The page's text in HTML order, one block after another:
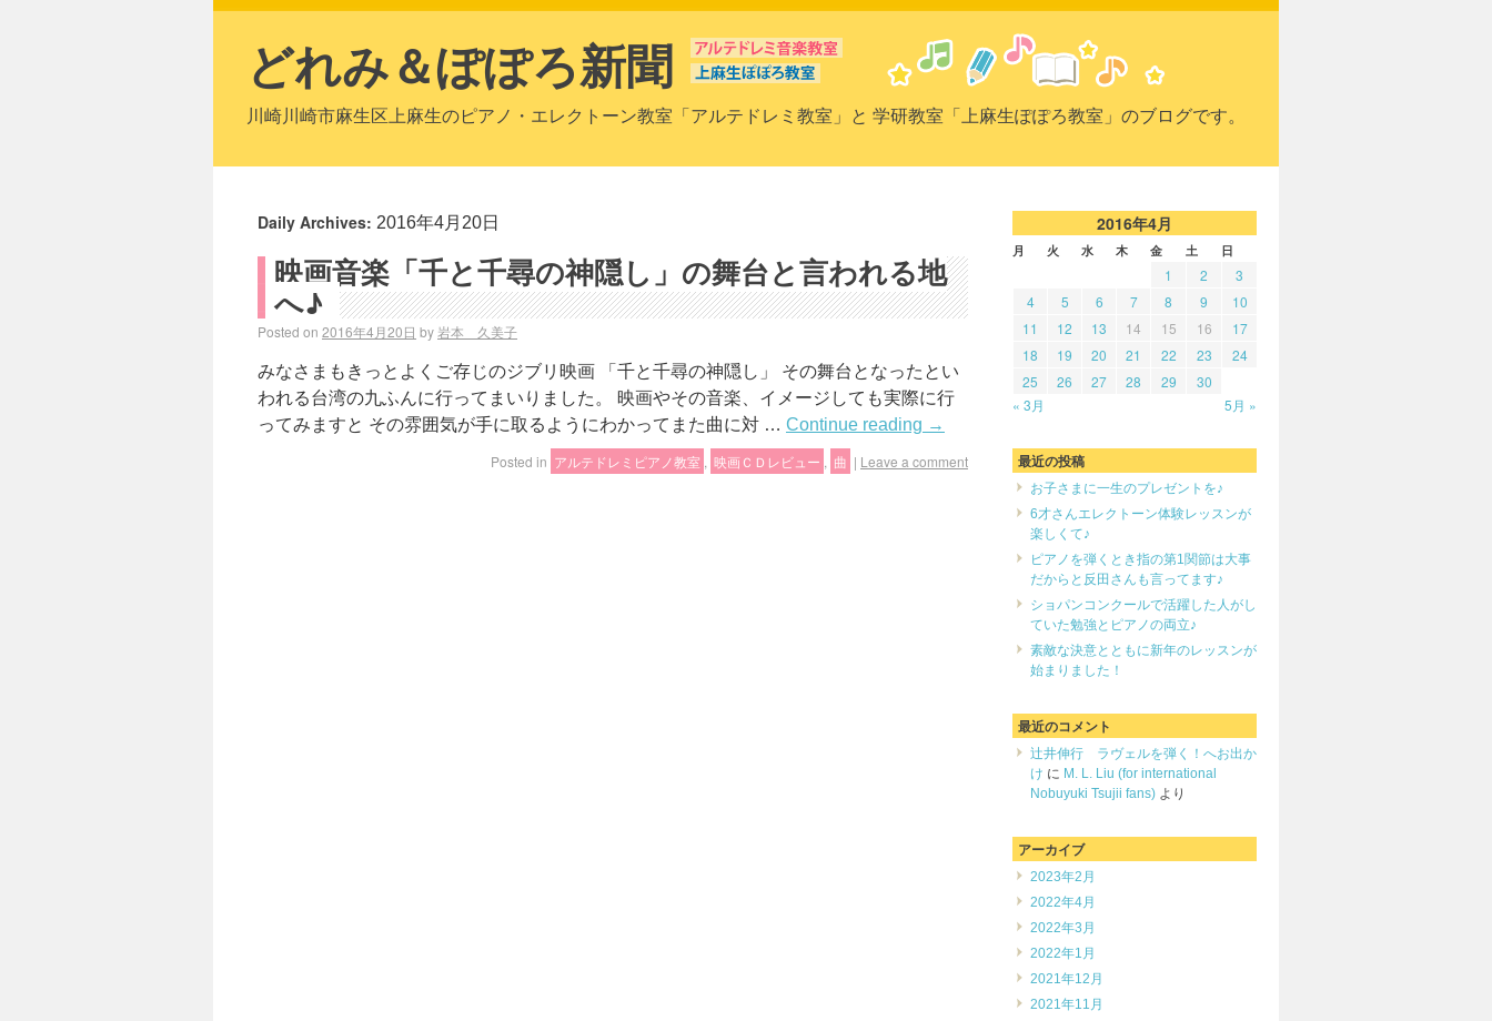
どれみ＆ぽぽろ新聞
川崎川崎市麻生区上麻生のピアノ・エレクトーン教室「アルテドレミ教室」と 学研教室「上麻生ぽぽろ教室」のブログです。
Daily Archives: 2016年4月20日
映画音楽「千と千尋の神隠し」の舞台と言われる地
へ♪
Posted on 2016年4月20日 by 岩本 久美子
みなさまもきっとよくご存じのジブリ映画 「千と千尋の神隠し」 その舞台となったとい
われる台湾の九ふんに行ってまいりました。 映画やその音楽、イメージしても実際に行
ってみますと その雰囲気が手に取るようにわかってまた曲に対 … Continue reading →
Posted in アルテドレミピアノ教室 映画ＣＤレビュー 曲 | Leave a comment
2016年4月
月 火 水 木 金 土 日
« 3月 5月 »
1 2
3
4
5 6 7 8 9
10
11
12 13 14 15 16
17
18
19 20 21 22 23
24
25
26 27 28 29 30
最近の投稿
お子さまに一生のプレゼントを♪
6才さんエレクトーン体験レッスンが
楽しくて♪
ピアノを弾くとき指の第1関節は大事
だからと反田さんも言ってます♪
ショパンコンクールで活躍した人がし
ていた勉強とピアノの両立♪
素敵な決意とともに新年のレッスンが
始まりました！
最近のコメント
辻井伸行 ラヴェルを弾く！へお出か
け に M. L. Liu (for international
Nobuyuki Tsujii fans)より
アーカイブ
2023年2月
2022年4月
2022年3月
2022年1月
2021年12月
2021年11月